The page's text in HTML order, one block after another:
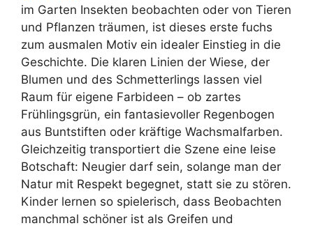
im Garten Insekten beobachten oder von Tieren
und Pflanzen träumen, ist dieses erste fuchs
zum ausmalen Motiv ein idealer Einstieg in die
Geschichte. Die klaren Linien der Wiese, der
Blumen und des Schmetterlings lassen viel
Raum für eigene Farbideen – ob zartes
Frühlingsgrün, ein fantasievoller Regenbogen
aus Buntstiften oder kräftige Wachsmalfarben.
Gleichzeitig transportiert die Szene eine leise
Botschaft: Neugier darf sein, solange man der
Natur mit Respekt begegnet, statt sie zu stören.
Kinder lernen so spielerisch, dass Beobachten
manchmal schöner ist als Greifen und